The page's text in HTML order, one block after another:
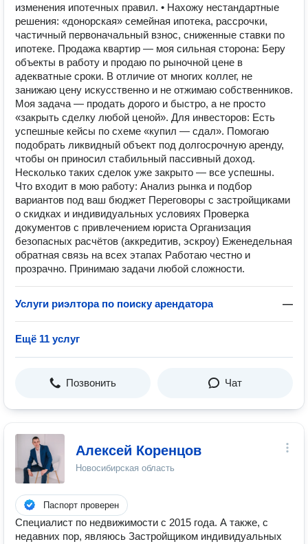
изменения ипотечных правил. • Нахожу нестандартные
решения: «донорская» семейная ипотека, рассрочки,
частичный первоначальный взнос, сниженные ставки по
ипотеке. Продажа квартир — моя сильная сторона: Беру
объекты в работу и продаю по рыночной цене в
адекватные сроки. В отличие от многих коллег, не
занижаю цену искусственно и не отжимаю собственников.
Моя задача — продать дорого и быстро, а не просто
«закрыть сделку любой ценой». Для инвесторов: Есть
успешные кейсы по схеме «купил — сдал». Помогаю
подобрать ликвидный объект под долгосрочную аренду,
чтобы он приносил стабильный пассивный доход.
Несколько таких сделок уже закрыто — все успешны.
Что входит в мою работу: Анализ рынка и подбор
вариантов под ваш бюджет Переговоры с застройщиками
о скидках и индивидуальных условиях Проверка
документов с привлечением юриста Организация
безопасных расчётов (аккредитив, эскроу) Еженедельная
обратная связь на всех этапах Работаю честно и
прозрачно. Принимаю задачи любой сложности.
Услуги риэлтора по поиску арендатора —
Ещё 11 услуг
Позвонить Чат
Алексей Коренцов
Новосибирская область
Паспорт проверен
Специалист по недвижимости с 2015 года. А также, с
недавних пор, являюсь Застройщиком индивидуальных